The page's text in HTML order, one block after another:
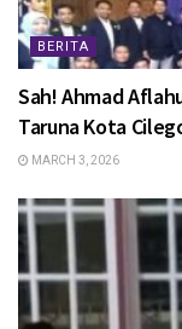
BERITA
Sah! Ahmad
Taruna Kota
MARCH 3, 2026